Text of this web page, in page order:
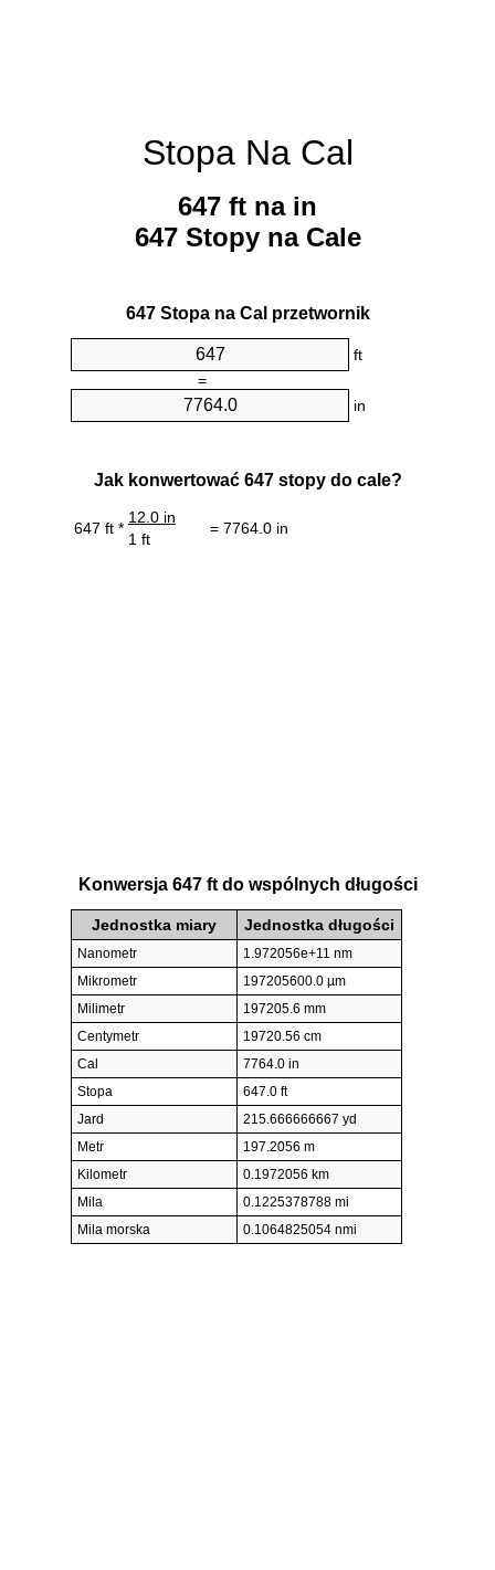
Stopa Na Cal
647 ft na in
647 Stopy na Cale
647 Stopa na Cal przetwornik
ft
=
in
Jak konwertować 647 stopy do cale?
647 ft *
12.0 in
= 7764.0 in
1 ft
Konwersja 647 ft do wspólnych długości
Jednostka miary Jednostka długości
Nanometr
1.972056e+11 nm
Mikrometr
197205600.0 µm
Milimetr
197205.6 mm
Centymetr
19720.56 cm
Cal
7764.0 in
Stopa
647.0 ft
Jard
215.666666667 yd
Metr
197.2056 m
Kilometr
0.1972056 km
Mila
0.1225378788 mi
Mila morska
0.1064825054 nmi